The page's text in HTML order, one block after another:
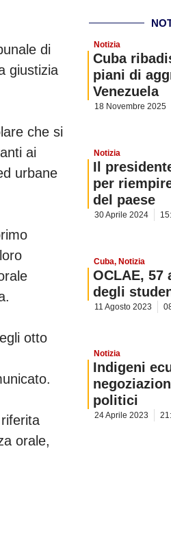
di
giustizia
che si
ai
urbane
otto
orale,
Notizia
Cuba
piani di
Venezuela
18 Novembre 2025
Notizia
Il
per
del paese
30 Aprile 2024
Cuba, Notizia
OCLAE, 57
degli
11 Agosto 2023
Notizia
Indigeni
politici
24 Aprile 2023